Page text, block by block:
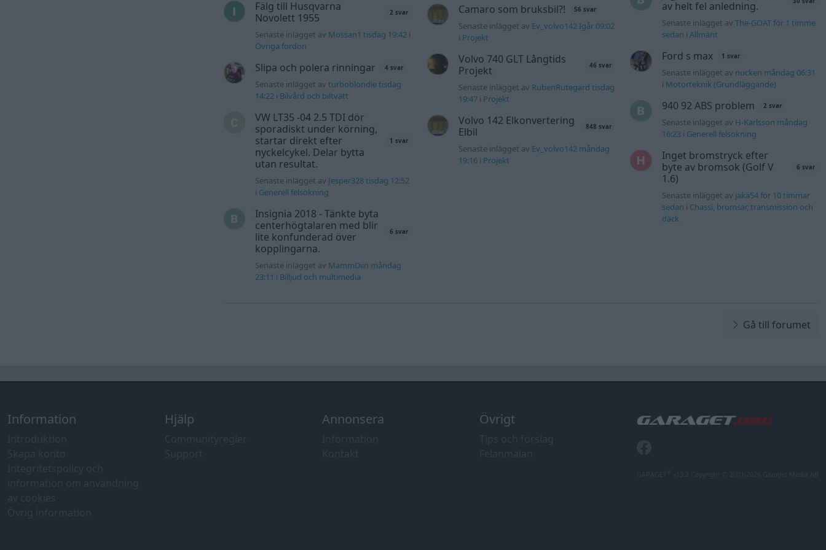
Fälg till Husqvarna
Novolett 1955
2 svar
Senaste inlägget av Mossan1 tisdag 19:42 i
Övriga fordon
Slipa och polera rinningar 4 svar
Senaste inlägget avturboblondie tisdag
14:22 i Bilvård och biltvätt
VW LT35 -04 2.5 TDI dör
sporadiskt under körning,
startar direkt efter
nyckelcykel. Delar bytta
utan resultat.
1 svar
Senaste inlägget av Jesper328 tisdag 12:52
i Generell felsökning
Insignia 2018 - Tänkte byta
centerhögtalaren med blir
lite konfunderad över
kopplingarna.
6 svar
Senaste inlägget av MammDiin måndag
23:11 i Billjud och multimedia
Camaro som bruksbil?! 56 svar
Senaste inlägget av Ev_volvo142 Igår 09:02
i Projekt
Volvo 740 GLT Långtids
Projekt
46 svar
Senaste inlägget av RubenRutegard tisdag
19:47i Projekt
Volvo 142 Elkonvertering
Elbil
848 svar
Senaste inlägget av Ev_volvo142 måndag
19:16i Projekt
av helt fel anledning.
Senaste inlägget av The-GOAT för 1 timme
sedan i Allmänt
Ford s max 1 svar
Senaste inlägget av nucken måndag 06:31
i Motorteknik (Grundläggande)
940 92 ABS problem 2 svar
Senaste inlägget av H-Karlsson måndag
16:23i Generell felsökning
Inget bromstryck efter
byte av bromsok (Golf V
1.6)
6 svar
Senaste inlägget av jaka54 för 10 timmar
sedan i Chassi, bromsar, transmission och
däck
Gå till forumet
Information Hjälp Annonsera Övrigt